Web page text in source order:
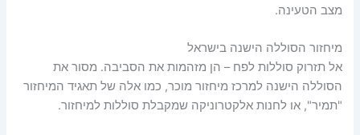
מצב הטעינה.
מיחזור הסוללה הישנה בישראל
אל תזרוק סוללות לפח – הן מזהמות את הסביבה. מסור את
הסוללה הישנה למרכז מיחזור מוכר, כמו אלה של תאגיד המיחזור
"תמיר", או לחנות אלקטרוניקה שמקבלת סוללות למיחזור.